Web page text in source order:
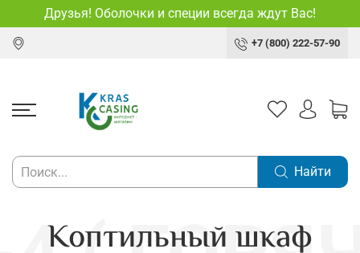
Друзья! Оболочки и специи всегда ждут Вас!
+7 (800) 222-57-90
Найти
Коптильный шкаф